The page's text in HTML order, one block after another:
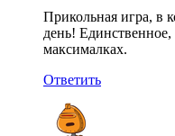
Прикольная игра, в
день!
максималках.
Ответить